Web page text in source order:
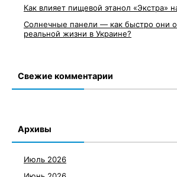
Как влияет пищевой этанол «Экстра»
Солнечные панели — как быстро они
реальной жизни в Украине?
Свежие комментарии
Архивы
Июль 2026